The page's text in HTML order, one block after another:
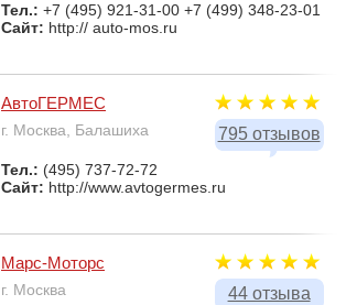
Тел.: +7 (495) 921-31-00 +7 (499) 348-23-01
Сайт: http:// auto-mos.ru
795 отзывов
АвтоГЕРМЕС
г. Москва, Балашиха
Тел.: (495) 737-72-72
Сайт: http://www.avtogermes.ru
44 отзыва
Марс-Моторс
г. Москва